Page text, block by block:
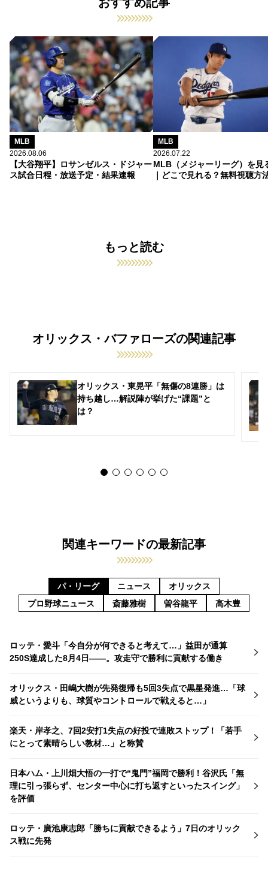
MLB
2026.08.06
【大谷翔平】ロサンゼルス・ドジャー
ス試合日程・放送予定・結果速報
MLB
2026.07.22
MLB（メジャーリーグ）を見
｜どこで見れる？無料視聴方
もっと読む
オリックス・バファローズの関連記事
オリックス・東晃平「無傷の8連勝」は
持ち越し…解説陣が挙げた“課題”と
は？
関連キーワードの最新記事
パ・リーグ ニュース
オリックス
プロ野球ニュース
斎藤雅樹 曽谷龍平 高木豊
ロッテ・愛斗「今自分が何できると考えて…」益田が通算
250S達成した8月4日――。攻走守で勝利に貢献する働き
オリックス・田嶋大樹が先発復帰も5回3失点で黒星発進…「球
威というよりも、球質やコントロールで戦えると…」
楽天・岸孝之、7回2安打1失点の好投で連敗ストップ！「若手
にとって素晴らしい教材…」と称賛
日本ハム・上川畑大悟の一打で“鬼門”福岡で勝利！谷沢氏「無
理に引っ張らず、センター中心に打ち返すといったスイング」
を評価
ロッテ・廣池康志郎「勝ちに貢献できるよう」7日のオリック
ス戦に先発